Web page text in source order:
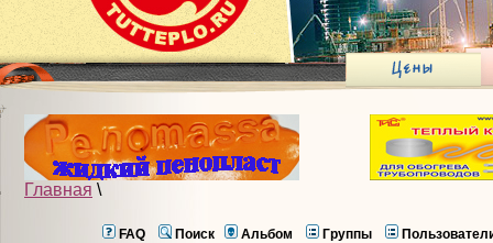
Главная \
FAQ Поиск Альбом Группы